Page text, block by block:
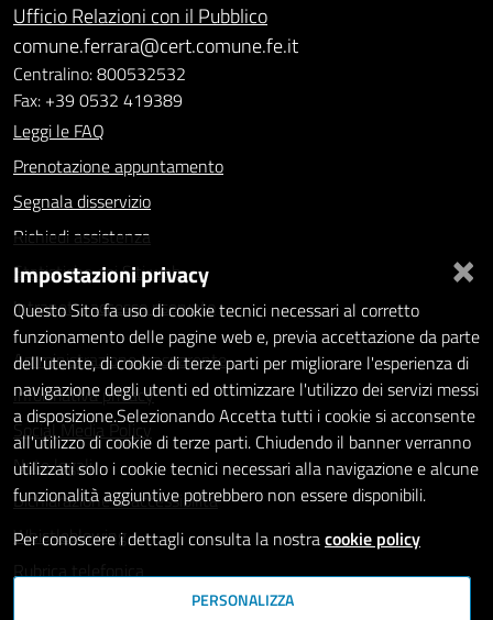
Ufficio Relazioni con il Pubblico
comune.ferrara@cert.comune.fe.it
Centralino: 800532532
Fax: +39 0532 419389
Leggi le FAQ
Prenotazione appuntamento
Segnala disservizio
Richiedi assistenza
Statistiche dei Siti web
Intranet - accesso riservato
Amministrazione trasparente
Informativa privacy
Social Media Policy
Note legali
Dichiarazione di accessibilità
Whistleblowing
Rubrica telefonica
×
Impostazioni privacy
Questo Sito fa uso di cookie tecnici necessari al corretto
funzionamento delle pagine web e, previa accettazione da parte
dell'utente, di cookie di terze parti per migliorare l'esperienza di
navigazione degli utenti ed ottimizzare l'utilizzo dei servizi messi
a disposizione.Selezionando Accetta tutti i cookie si acconsente
all'utilizzo di cookie di terze parti. Chiudendo il banner verranno
utilizzati solo i cookie tecnici necessari alla navigazione e alcune
funzionalità aggiuntive potrebbero non essere disponibili.
Per conoscere i dettagli consulta la nostracookie policy
PERSONALIZZA